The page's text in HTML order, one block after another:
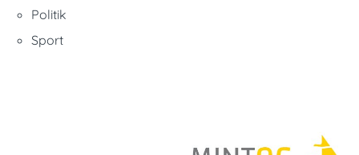
Politik
Sport